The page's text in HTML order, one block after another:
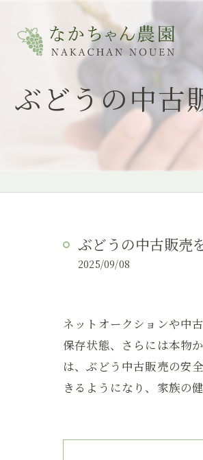
ぶどうの中古
ぶどうの中古販売
2025/09/08
ネットオークションや中
保存状態、さらには本物
は、ぶどう中古販売の安
きるようになり、家族の